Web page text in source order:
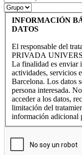
INFORMACIÓN
DATOS
El responsable del
PRIVADA
La finalidad es enviar
actividades, servicios
Barcelona. Los datos
persona interesada.
acceder a los datos,
limitación del
información adicional